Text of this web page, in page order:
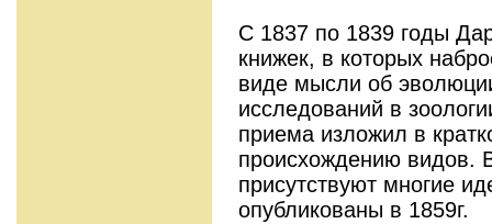
С 1837 по 1839 годы
книжек, в которых
виде мысли об
исследований в
приема изложил в
происхождению видов.
присутствуют многие
опубликованы в 1859г.